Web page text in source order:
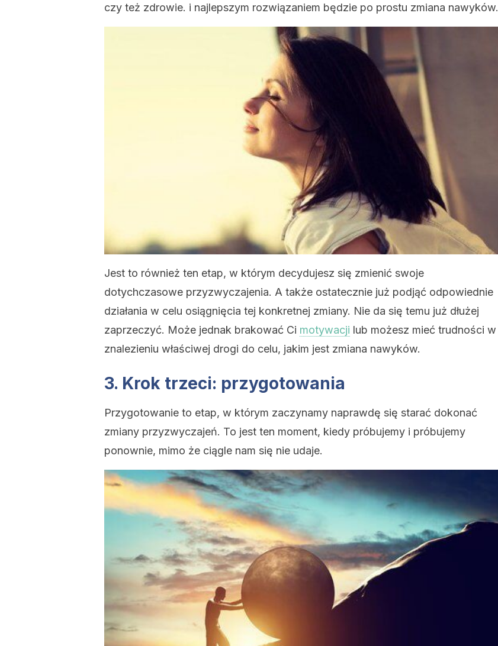
czy też zdrowie. i najlepszym rozwiązaniem będzie po prostu zmiana nawyków.
Jest to również ten etap, w którym decydujesz się zmienić swoje
dotychczasowe przyzwyczajenia. A także ostatecznie już podjąć odpowiednie
działania w celu osiągnięcia tej konkretnej zmiany. Nie da się temu już dłużej
zaprzeczyć. Może jednak brakować Ci motywacji lub możesz mieć trudności w
znalezieniu właściwej drogi do celu, jakim jest zmiana nawyków.
3. Krok trzeci: przygotowania
Przygotowanie to etap, w którym zaczynamy naprawdę się starać dokonać
zmiany przyzwyczajeń. To jest ten moment, kiedy próbujemy i próbujemy
ponownie, mimo że ciągle nam się nie udaje.